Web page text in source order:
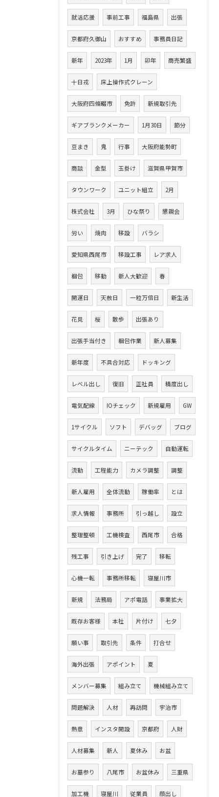
就活応援 事前工事 福島県 出張
京都府久御山 おすすめ 事務員日記
新年 2023年 1月 卯年 商売繁盛
十日戎 床上操作式クレーン
大阪府四條畷市 免許 新規取引先
ギアブランクメーカー 1月30日 節分
豆まき 鬼 行事 大阪府能勢町
商談 金型 玉掛け 滋賀県甲賀市
タウンワーク ユニット組立 2月
株式会社 3月 ひな祭り 懇親会
労い 焼肉 移設 バラシ
愛知県西尾市 移設工事 レア求人
梱包 移動 新人大歓迎 春
開運日 天赦日 一粒万倍日 新生活
花見 桜 散歩 出張あり
出張手当付き 梱包作業 新人募集
新年度 不具合対応 ドッキング
レベル出し 復旧 正社員 精度出し
電気配線 IOチェック 新規雇用 GW
1サイクル ソフト デバッグ ブログ
サイクルタイム ニーテック 自動運転
流動 工程能力 カメラ調整 調整
新人雇用 全体流動 稼働率 とは
求人情報 事務所 引っ越し 設立
整理整頓 工機検査 西尾市 合格
残工事 引き上げ 完了 移転
心機一転 事務所移転 寝屋川市
新規 法務局 アポ電話 事業拡大
既存お客様 本社 片付け 七夕
願い事 取引先 条件 打合せ
海外出張 アポイント 夏
メンバー募集 組み立て 機械組み立て
問題解決 人材 再訪問 宇治市
熱意 インスタ開設 京都府 人財
人材募集 新人 夏休み お盆
お墓参り 八尾市 お盆休み 三重県
加工機 寝屋川 従業員 顔出し